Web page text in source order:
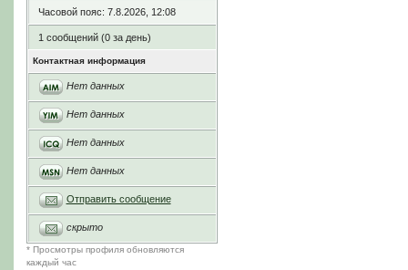
Часовой пояс: 7.8.2026, 12:08
1 сообщений (0 за день)
Контактная информация
Нет данных
Нет данных
Нет данных
Нет данных
Отправить сообщение
скрыто
* Просмотры профиля обновляются
каждый час